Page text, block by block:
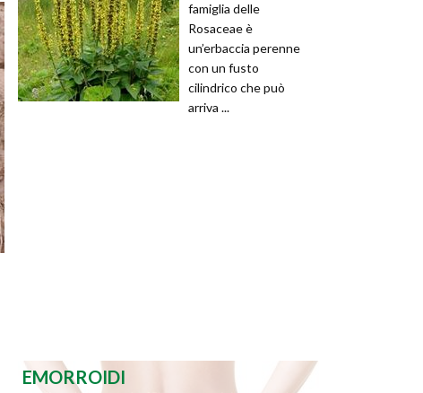
famiglia delle
Rosaceae è
un’erbaccia perenne
con un fusto
cilindrico che può
arriva ...
EMORROIDI